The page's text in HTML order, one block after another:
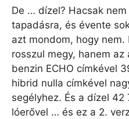
De … dízel? Hacsak
tapadásra, és évente
azt mondom, hogy
rosszul megy, hanem az
benzin ECHO címkével
hibrid nulla címkével
segélyhez. És a dízel
lóerővel … és ez a 2.